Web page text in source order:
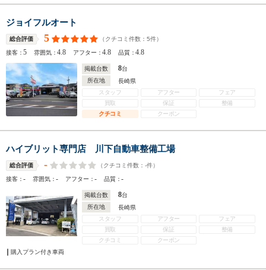
ジョイフルオート
総合評価 5 （クチコミ件数： 5件）
接客：5 雰囲気：4.8 アフター：4.8 品質：4.8
掲載台数 8台
所在地
長崎県
スタッフ
アフター
フェア
買取
保証
整備
クチコミ
クーポン
ハイブリット専門店 川下自動車整備工場
総合評価 - （クチコミ件数： -件）
接客：- 雰囲気：- アフター：- 品質：-
掲載台数 8台
所在地
長崎県
スタッフ
アフター
フェア
買取
保証
整備
クチコミ
クーポン
購入プラン付き車両